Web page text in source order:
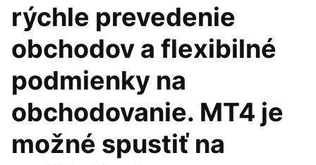
rýchle prevedenie
obchodov a flexibilné
podmienky na
obchodovanie. MT4 je
možné spustiť na